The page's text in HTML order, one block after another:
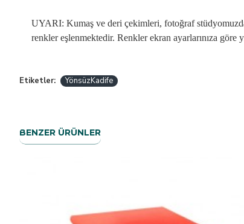
UYARI: Kumaş ve deri çekimleri, fotoğraf
renkler eşlenmektedir. Renkler ekran ayarlarınıza
Etiketler: YönsüzKadife
BENZER ÜRÜNLER